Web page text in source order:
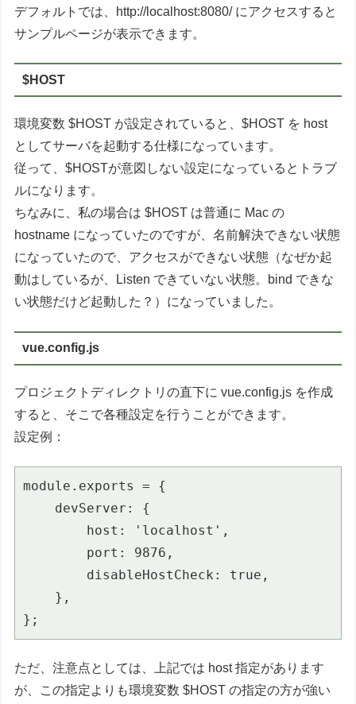
デフォルトでは、http://localhost:8080/ にアクセスすると
サンプルページが表示できます。
$HOST
環境変数 $HOST が設定されていると、$HOST を host
としてサーバを起動する仕様になっています。
従って、$HOSTが意図しない設定になっているとトラブ
ルになります。
ちなみに、私の場合は $HOST は普通に Mac の
hostname になっていたのですが、名前解決できない状態
になっていたので、アクセスができない状態（なぜか起
動はしているが、Listen できていない状態。bind できな
い状態だけど起動した？）になっていました。
vue.config.js
プロジェクトディレクトリの直下に vue.config.js を作成
すると、そこで各種設定を行うことができます。
設定例：
module.exports = {
    devServer: {
        host: 'localhost',
        port: 9876,
        disableHostCheck: true,
    },
};
ただ、注意点としては、上記では host 指定があります
が、この指定よりも環境変数 $HOST の指定の方が強い